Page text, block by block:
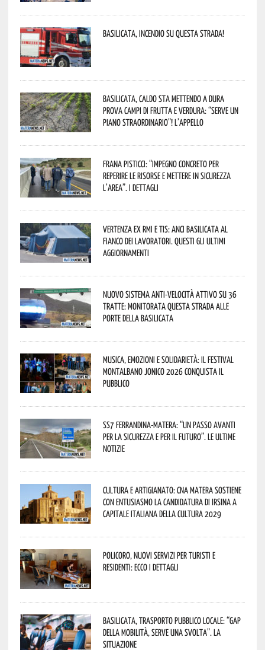
Basilicata, incendio su questa strada!
Basilicata, caldo sta mettendo a dura
prova campi di frutta e verdura: “Serve un
piano straordinario”! L’appello
Frana Pisticci: “Impegno concreto per
reperire le risorse e mettere in sicurezza
l’area”. I dettagli
Vertenza ex RMI e TIS: ANCI Basilicata al
fianco dei lavoratori. Questi gli ultimi
aggiornamenti
Nuovo sistema anti-velocità attivo su 36
tratte: monitorata questa strada alle
porte della Basilicata
Musica, emozioni e solidarietà: il Festival
Montalbano Jonico 2026 conquista il
pubblico
SS7 Ferrandina-Matera: “Un passo avanti
per la sicurezza e per il futuro”. Le ultime
notizie
Cultura e Artigianato: CNA Matera sostiene
con entusiasmo la candidatura di Irsina a
Capitale Italiana della Cultura 2029
Policoro, nuovi servizi per turisti e
residenti: ecco i dettagli
Basilicata, trasporto pubblico locale: “Gap
della mobilità, serve una svolta”. La
situazione